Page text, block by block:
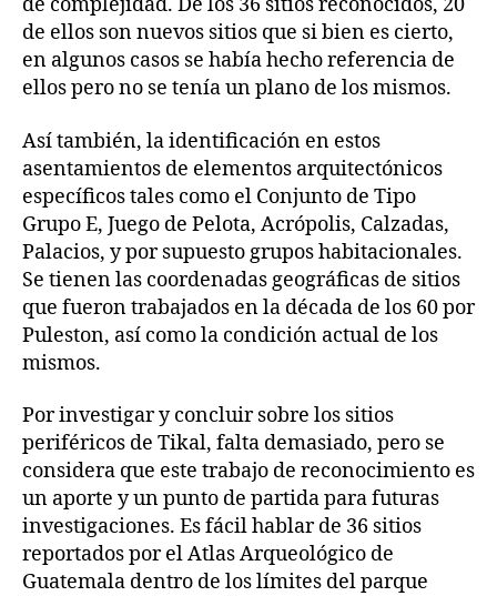
de ellos son nuevos sitios que si bien es cierto,
en algunos casos se había hecho referencia de
ellos pero no se tenía un plano de los mismos.
Así también, la identificación en estos
asentamientos de elementos arquitectónicos
específicos tales como el Conjunto de Tipo
Grupo E, Juego de Pelota, Acrópolis, Calzadas,
Palacios, y por supuesto grupos habitacionales.
Se tienen las coordenadas geográficas de sitios
que fueron trabajados en la década de los 60 por
Puleston, así como la condición actual de los
mismos.
Por investigar y concluir sobre los sitios
periféricos de Tikal, falta demasiado, pero se
considera que este trabajo de reconocimiento es
un aporte y un punto de partida para futuras
investigaciones. Es fácil hablar de 36 sitios
reportados por el Atlas Arqueológico de
Guatemala dentro de los límites del parque